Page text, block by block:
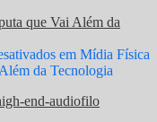
que Vai Além da
em Mídia Física
da Tecnologia